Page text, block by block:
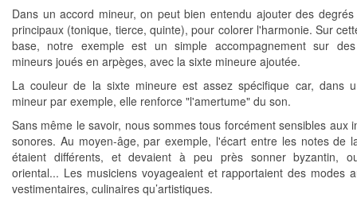
Dans un accord mineur, on peut bien entendu ajouter des
principaux (tonique, tierce, quinte), pour colorer l'harmonie. Sur
base, notre exemple est un simple accompagnement sur
mineurs joués en arpèges, avec la sixte mineure ajoutée.
La couleur de la sixte mineure est assez spécifique car, dans
mineur par exemple, elle renforce "l'amertume" du son.
Sans même le savoir, nous sommes tous forcément sensibles aux
sonores. Au moyen-âge, par exemple, l'écart entre les notes de
étaient différents, et devaient à peu près sonner byzantin,
oriental... Les musiciens voyageaient et rapportaient des modes
vestimentaires, culinaires qu’artistiques.